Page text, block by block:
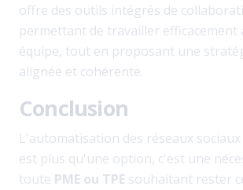
offre des outils intégrés de
permettant de travailler efficacement
équipe, tout en proposant une
alignée et cohérente.
Conclusion
L'automatisation des réseaux sociaux
est plus qu'une option, c'est une
toute PME ou TPE souhaitant rester